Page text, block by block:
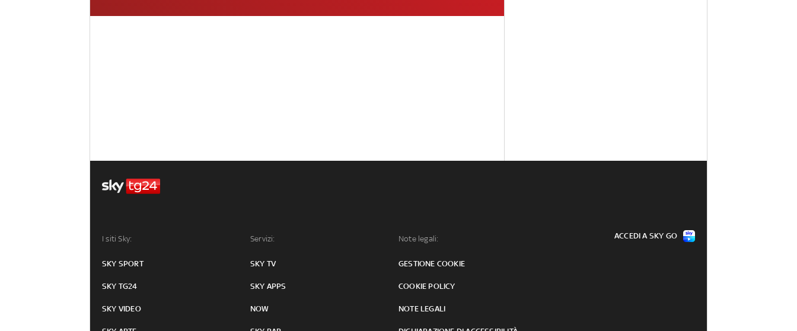
I siti Sky:
SKY SPORT
SKY TG24
SKY VIDEO
Servizi:
SKY TV
SKY APPS
NOW
Note legali:
GESTIONE COOKIE
COOKIE POLICY
NOTE LEGALI
ACCEDI A SKY GO